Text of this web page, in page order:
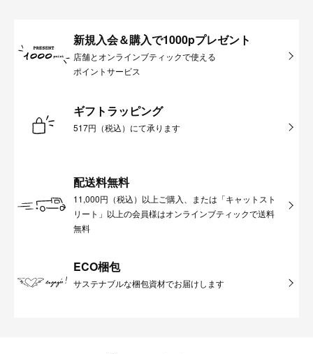
新規入会＆購入で1000pプレゼント
店舗とオンラインブティックで使える
ポイントサービス
ギフトラッピング
517円（税込）にて承ります
配送料無料
11,000円（税込）以上ご購入、または「キャットスト
リート」以上の会員様はオンラインブティックで送料
無料
ECO梱包
サステナブルな梱包資材でお届けします